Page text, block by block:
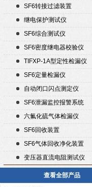
SF6转接过滤装置
继电保护测试仪
SF6综合测试仪
SF6密度继电器校验仪
TIFXP-1A型定性检漏仪
SF6定量检漏仪
自动闭口闪点测定仪
SF6泄漏监控报警系统
六氟化硫气体检漏仪
SF6回收装置
SF6气体回收净化装置
变压器直流电阻测试仪
查看全部产品